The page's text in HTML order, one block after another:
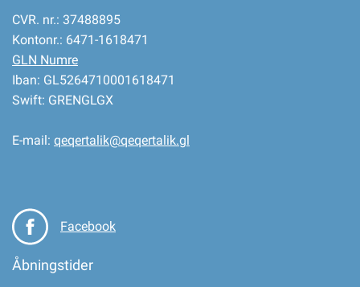
CVR. nr.: 37488895
Kontonr.: 6471-1618471
GLN Numre
Iban: GL5264710001618471
Swift: GRENGLGX
E-mail: qeqertalik@qeqertalik.gl
Facebook
Åbningstider